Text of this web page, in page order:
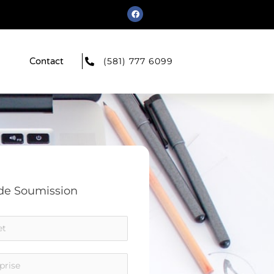
F
a
c
o
k
Contact (581) 777 6099
Soumission